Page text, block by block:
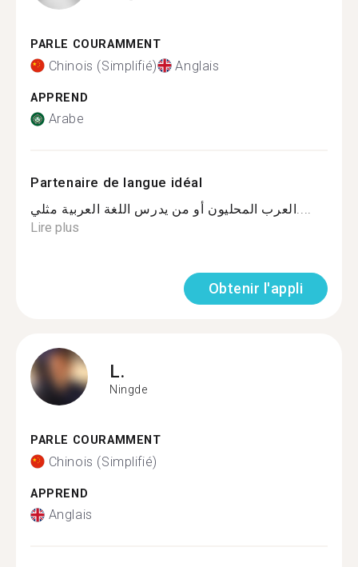
PARLE COURAMMENT
Chinois (Simplifié) Anglais
APPREND
Arabe
Partenaire de langue idéal
العرب المحليون أو من يدرس اللغة العربية مثلي....
Lire plus
Obtenir l'appli
L.
Ningde
PARLE COURAMMENT
Chinois (Simplifié)
APPREND
Anglais